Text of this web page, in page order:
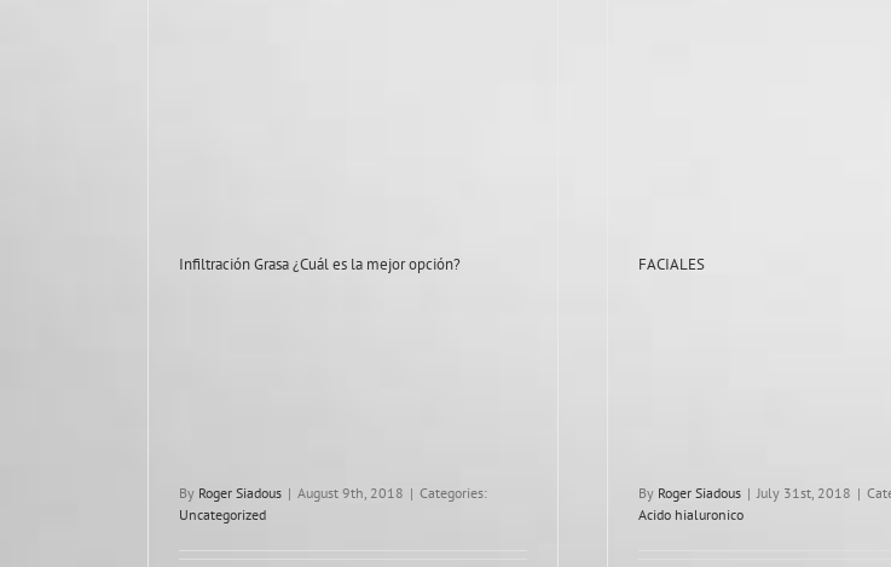
Infiltración Grasa ¿Cuál es la mejor opción?
By Roger Siadous | August 9th, 2018 | Categories:
Uncategorized
FACIALES
By Roger Siadous | July 31st, 2018 |
Acido hialuronico